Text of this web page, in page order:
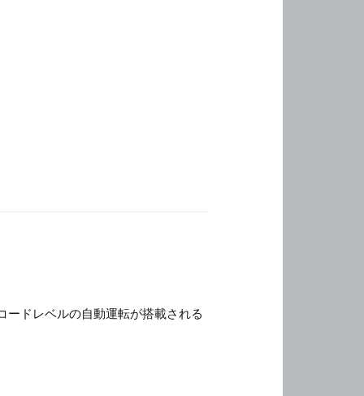
ドレベルの自動運転が搭載される